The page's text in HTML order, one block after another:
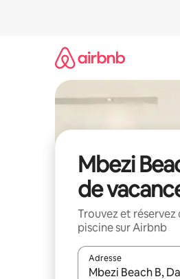
Mbezi
de
Trouvez et
piscine sur Airbnb
Adresse
Lorsque les